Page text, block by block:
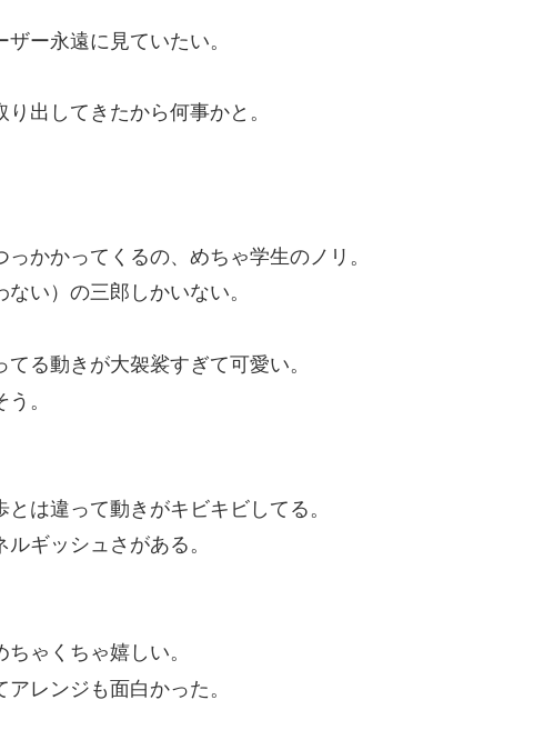
ー永遠に見ていたい。
出してきたから何事かと。
かかってくるの、めちゃ学生のノリ。
い）の三郎しかいない。
る動きが大袈裟すぎて可愛い。
。
は違って動きがキビキビしてる。
ギッシュさがある。
ゃくちゃ嬉しい。
レンジも面白かった。